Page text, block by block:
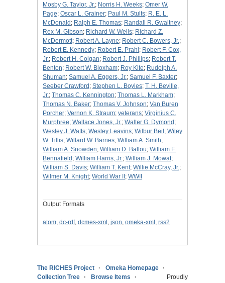
Mosby G. Taylor, Jr.; Norris H. Weeks; Omer W.
Page; Oscar L. Grainer; Paul M. Stults; R. E. L.
McDonald ; Ralph E. Thomas; Randall R. Gwaltney;
Rex M. Gibson; Richard W. Wells; Richard Z.
McDermott; Robert A. Layne; Robert C. Bowers, Jr.;
Robert E. Kennedy; Robert E. Prahl ; Robert F. Cox,
Jr.; Robert H. Colgan; Robert J. Phillips; Robert T.
Benton; Robert W. Bloxham; Roy Kite; Rudolph A.
Shuman; Samuel A. Eggers, Jr.; Samuel F. Baxter;
Seeber Crawford ; Stephen L. Boyles; T. H. Beville,
Jr.; Thomas C. Kennington; Thomas L. Markham;
Thomas N. Baker; Thomas V. Johnson; Van Buren
Porcher; Vernon K. Straum; veterans; Virginius C.
Murphree; Wallace Jones, Jr.; Walter G. Dymond ;
Wesley J. Watts; Wesley Leavins; Wilbur Beil ; Wiley
W. Tillis; Willard W. Barnes; William A. Smith;
William A. Snowden; William D. Ballou; William F.
Bennafield ; William Harris, Jr.; William J. Mowat;
William S. Davis; William T. Kent; Willie McCray, Jr.;
Wilmer M. Knight; World War II ; WWII
Output Formats
atom, dc-rdf, dcmes-xml , json, omeka-xml , rss2
The RICHES Project
Omeka Homepage
Collection Tree
Browse Items
Proudly